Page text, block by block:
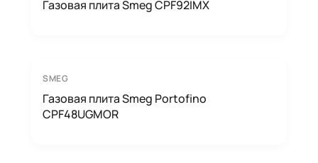
Газовая плита Smeg CPF92IMX
SMEG
Газовая плита Smeg Portofino
CPF48UGMOR